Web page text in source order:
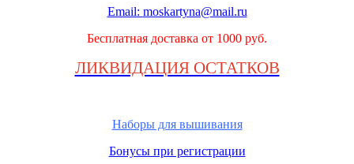
Email: moskartyna@mail.ru
Бесплатная доставка от 1000 руб.
ЛИКВИДАЦИЯ ОСТАТКОВ
Наборы для вышивания
Бонусы при регистрации